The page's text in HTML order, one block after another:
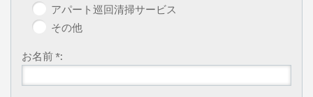
アパート巡回清掃サービス
その他
お名前 *: